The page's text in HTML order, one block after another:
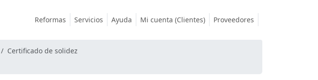
Reformas Servicios Ayuda Mi cuenta (Clientes) Proveedores
Certificado de solidez